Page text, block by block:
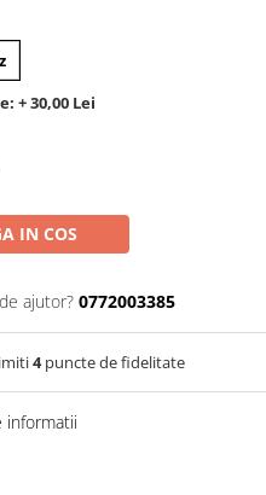
+ 30,00 Lei
IN COS
ajutor? 0772003385
4puncte de fidelitate
informatii